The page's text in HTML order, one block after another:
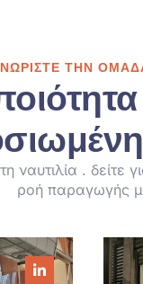
ΤΗΝ
. δείτε
ροή παραγωγής